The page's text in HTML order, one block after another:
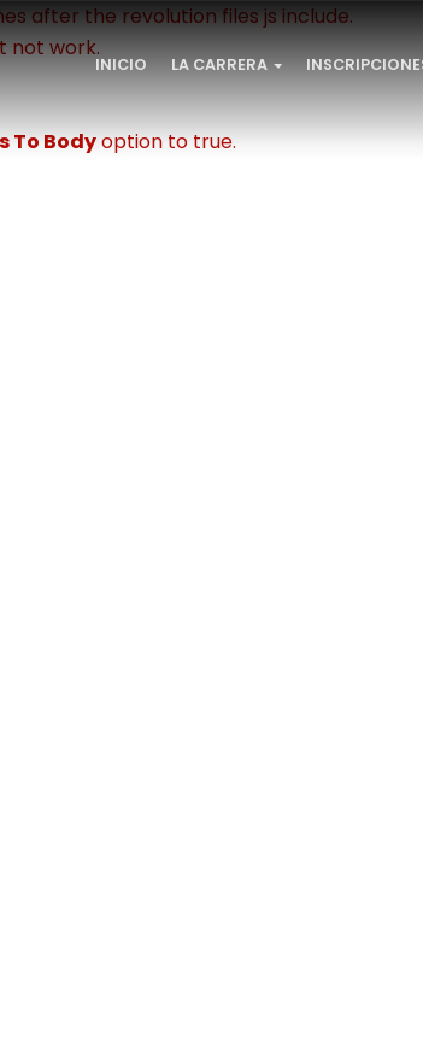
INICIO LA CARRERA
after the revolution files js include.
not work.
To Bodyoption to true.